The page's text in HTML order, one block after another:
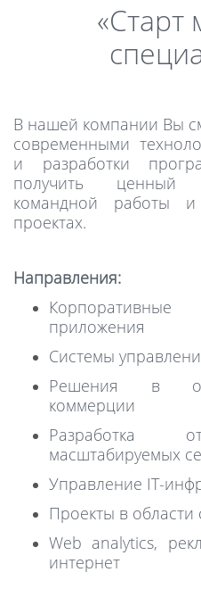
«Старт
В нашей компании Вы
современными
и разработки
получить ценный
командной работы
проектах.
Направления:
приложения
Системы
Решения в
коммерции
Разработка
масштабируемых
Управление IT-
Проекты в
Web analytics,
интернет